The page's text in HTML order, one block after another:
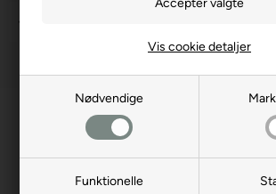
Nødvendige
Funktionelle
Vis cookie detaljer